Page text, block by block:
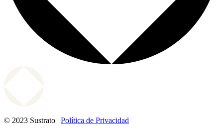
© 2023 Sustrato | Política de Privacidad